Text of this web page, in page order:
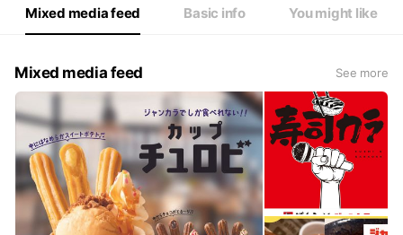
10:00 - 05:00
SatOpen 24 hours
SunOpen 24 hours
Mixed media feed Basic info You might like
Mixed media feed See more